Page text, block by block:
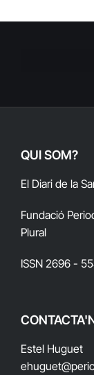
QUI SOM?
El Diari de la
Fundació
Plural
ISSN 2696 -
Estel Huguet
ehuguet